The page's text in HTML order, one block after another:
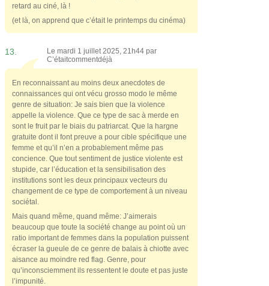
retard au ciné, là !
(et là, on apprend que c’était le printemps du cinéma)
13.
Le mardi 1 juillet 2025, 21h44 par
C’étaitcommentdéjà
En reconnaissant au moins deux anecdotes de
connaissances qui ont vécu grosso modo le même
genre de situation: Je sais bien que la violence
appelle la violence. Que ce type de sac à merde en
sont le fruit par le biais du patriarcat. Que la hargne
gratuite dont il font preuve a pour cible spécifique une
femme et qu’il n’en a probablement même pas
concience. Que tout sentiment de justice violente est
stupide, car l’éducation et la sensibilisation des
institutions sont les deux principaux vecteurs du
changement de ce type de comportement à un niveau
sociétal.
Mais quand même, quand même: J’aimerais
beaucoup que toute la société change au point où un
ratio important de femmes dans la population puissent
écraser la gueule de ce genre de balais à chiotte avec
aisance au moindre red flag. Genre, pour
qu’inconsciemment ils ressentent le doute et pas juste
l’impunité.